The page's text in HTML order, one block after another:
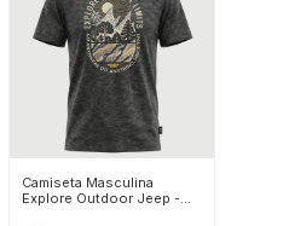
Camiseta Masculina
Explore Outdoor Jeep -